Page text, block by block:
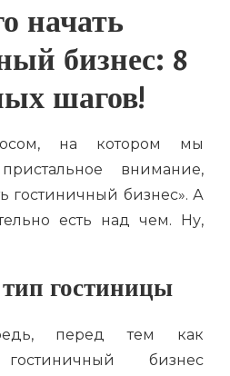
начать
бизнес: 8
шагов!
на котором мы
внимание,
гостиничный бизнес». А
есть над чем. Ну,
гостиницы
перед тем как
гостиничный бизнес